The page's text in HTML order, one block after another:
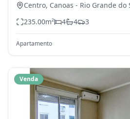
Centro, Canoas - Rio Grande do
235.00m² 4 4 3
Apartamento
Venda